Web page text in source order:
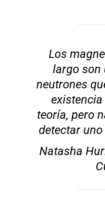
Los
largo son
neutrones
teoría, pero
detectar
Natasha